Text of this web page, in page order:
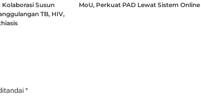
Susun
TB, HIV,
MoU, Perkuat PAD Lewat Sistem Online
*